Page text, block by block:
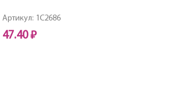
Артикул: 1C2686
47.40 ₽